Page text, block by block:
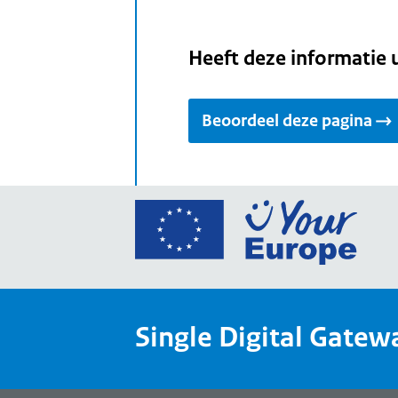
Heeft deze informatie
Beoordeel deze pagina
Ga
Your
een
Single Digital